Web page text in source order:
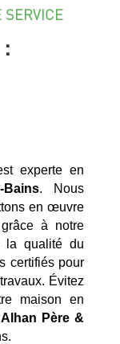
SERVICE
experte en
Bains. Nous
en œuvre
à notre
la qualité du
certifiés pour
Évitez
maison en
Alhan Père &